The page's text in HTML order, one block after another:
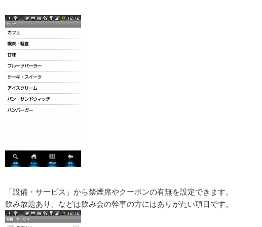
「設備・サービス」から禁煙席やクーポンの有無を設定できます。
飲み放題あり、などは飲み会の幹事の方にはありがたい項目です。